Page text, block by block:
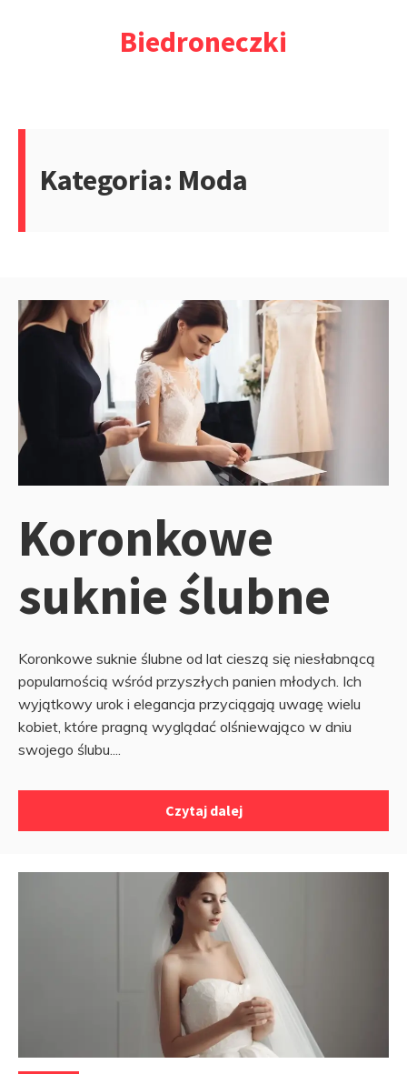
Biedroneczki
Kategoria: Moda
Koronkowe
suknie ślubne
Koronkowe suknie ślubne od lat cieszą się niesłabnącą
popularnością wśród przyszłych panien młodych. Ich
wyjątkowy urok i elegancja przyciągają uwagę wielu
kobiet, które pragną wyglądać olśniewająco w dniu
swojego ślubu....
Czytaj dalej
Kategorie: